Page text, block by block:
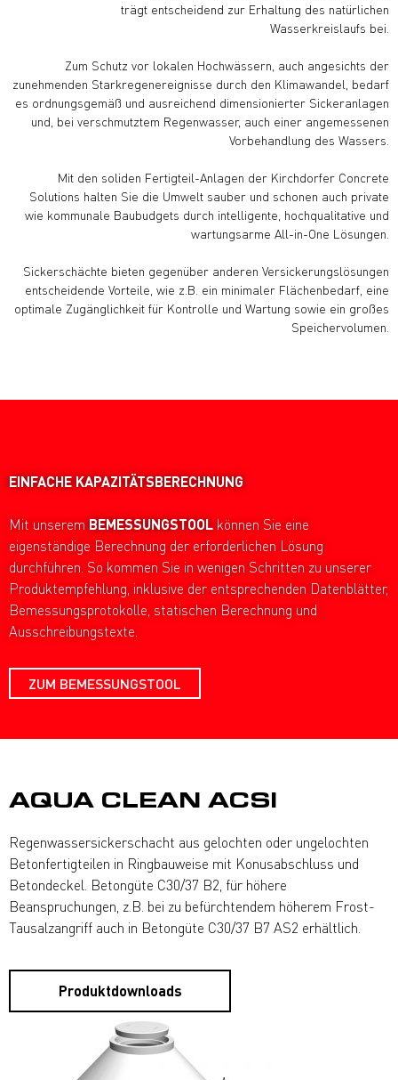
trägt entscheidend zur Erhaltung des natürlichen
Wasserkreislaufs bei.
Zum Schutz vor lokalen Hochwässern, auch angesichts der
zunehmenden Starkregenereignisse durch den Klimawandel, bedarf
es ordnungsgemäß und ausreichend dimensionierter Sickeranlagen
und, bei verschmutztem Regenwasser, auch einer angemessenen
Vorbehandlung des Wassers.
Mit den soliden Fertigteil-Anlagen der Kirchdorfer Concrete
Solutions halten Sie die Umwelt sauber und schonen auch private
wie kommunale Baubudgets durch intelligente, hochqualitative und
wartungsarme All-in-One Lösungen.
Sickerschächte bieten gegenüber anderen Versickerungslösungen
entscheidende Vorteile, wie z.B. ein minimaler Flächenbedarf, eine
optimale Zugänglichkeit für Kontrolle und Wartung sowie ein großes
Speichervolumen.
EINFACHEKAPAZITÄTSBERECHNUNG
Mit unseremBEMESSUNGSTOOL können Sie eine
eigenständige Berechnung der erforderlichen Lösung
durchführen. So kommen Sie in wenigen Schritten zu unserer
Produktempfehlung, inklusive der entsprechenden Datenblätter,
Bemessungsprotokolle, statischen Berechnung und
Ausschreibungstexte.
ZUM BEMESSUNGSTOOL
AQUA CLEAN ACSI
Regenwassersickerschacht aus gelochten oder ungelochten
Betonfertigteilen in Ringbauweise mit Konusabschluss und
Betondeckel. Betongüte C30/37 B2, für höhere
Beanspruchungen, z.B. bei zu befürchtendem höherem Frost-
Tausalzangriff auch in Betongüte C30/37 B7 AS2 erhältlich.
Produktdownloads